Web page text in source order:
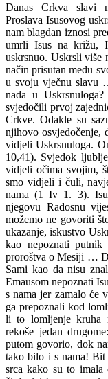
Danas Crkva slavi
Proslava Isusovog
nam blagdan iznosi
umrli Isus na križu,
uskrsnuo. Uskrsli više
način prisutan među
u svoju vječnu slavu
nada u
svjedočili prvoj
Crkve. Odakle su
njihovo osvjedočenje,
vidjeli Uskrsnuloga.
10,41). Svjedok
vidjeli očima svojim,
smo vidjeli i čuli,
nama (1 Iv 1. 3).
njegovu Radosnu
možemo ne govoriti
ukazanje, iskustvo
kao nepoznati putnik
proroštva o Mesiji …
Sami kao da nisu
Emausom nepoznati
s nama jer zamalo će
ga prepoznali kod
li to lomljenje kruha
rekoše jedan
putom govorio, dok
tako bilo i s nama! Bit
srca kako su to